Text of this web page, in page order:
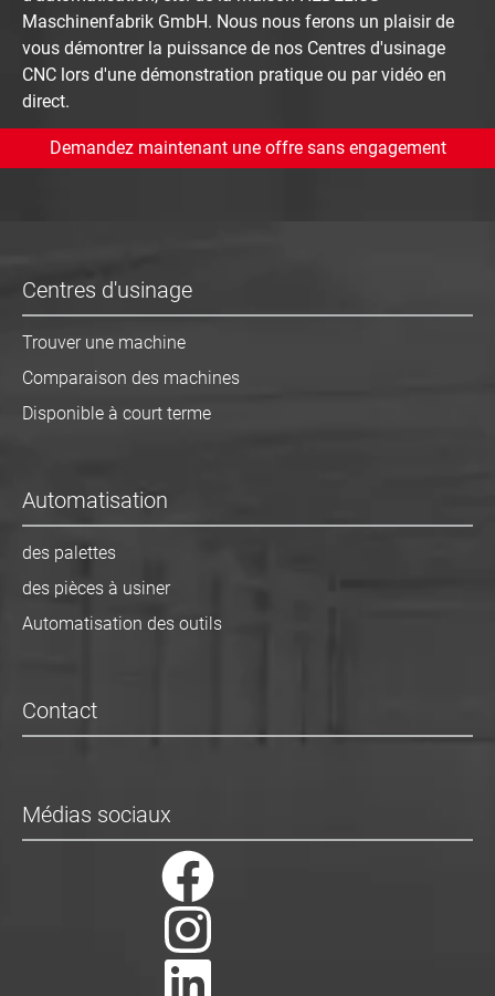
Maschinenfabrik GmbH. Nous nous ferons un plaisir de
vous démontrer la puissance de nos Centres d'usinage
CNC lors d'une démonstration pratique ou par vidéo en
direct.
Demandez maintenant une offre sans engagement
Centres d'usinage
Trouver une machine
Comparaison des machines
Disponible à court terme
Automatisation
des palettes
des pièces à usiner
Automatisation des outils
Contact
Médias sociaux